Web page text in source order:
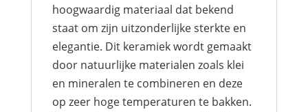
hoogwaardig materiaal dat bekend
staat om zijn uitzonderlijke sterkte en
elegantie. Dit keramiek wordt gemaakt
door natuurlijke materialen zoals klei
en mineralen te combineren en deze
op zeer hoge temperaturen te bakken.